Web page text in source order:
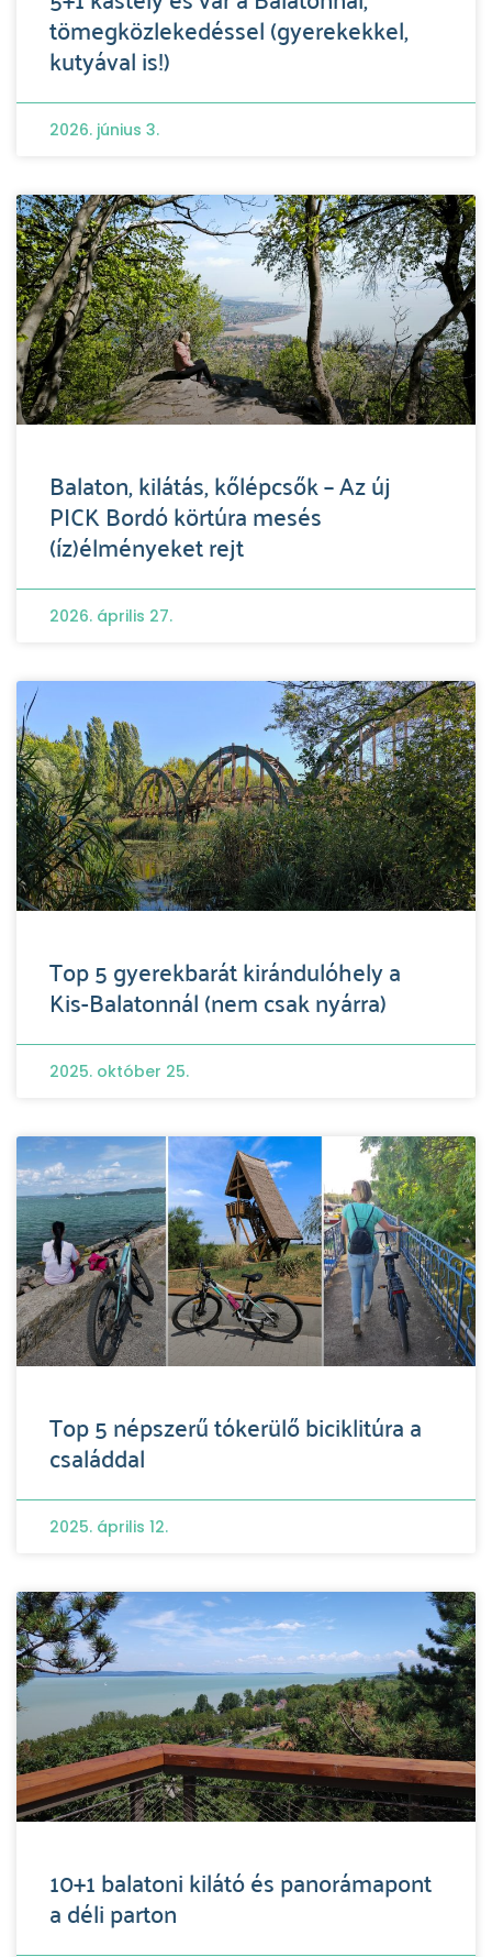
tömegközlekedéssel (gyerekekkel,
kutyával is!)
2026. június 3.
Balaton, kilátás, kőlépcsők – Az új
PICK Bordó körtúra mesés
(íz)élményeket rejt
2026. április 27.
Top 5 gyerekbarát kirándulóhely a
Kis-Balatonnál (nem csak nyárra)
2025. október 25.
Top 5 népszerű tókerülő biciklitúra a
családdal
2025. április 12.
10+1 balatoni kilátó és panorámapont
a déli parton